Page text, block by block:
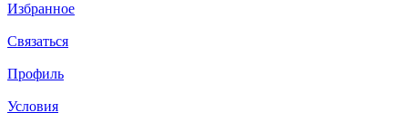
Избранное
Связаться
Профиль
Условия